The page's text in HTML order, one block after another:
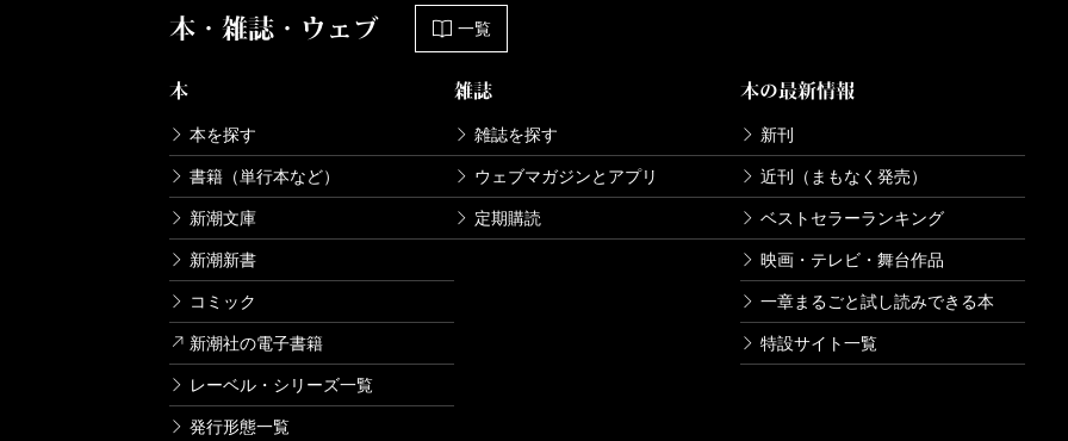
本・雑誌・ウェブ 一覧
本
本を探す
書籍（単行本など）
新潮文庫
新潮新書
コミック
新潮社の電子書籍
レーベル・シリーズ一覧
発行形態一覧
雑誌
雑誌を探す
ウェブマガジンとアプリ
定期購読
本の最新情報
新刊
近刊（まもなく発売）
ベストセラーランキング
映画・テレビ・舞台作品
一章まるごと試し読みできる本
特設サイト一覧